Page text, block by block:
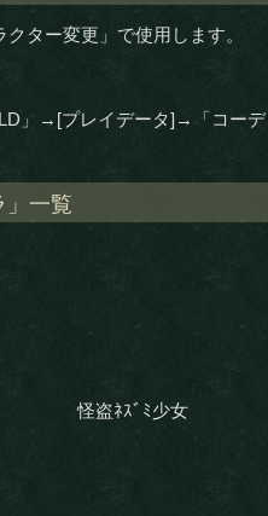
ター変更」で使用します。
」→[プレイデータ]→「コー
」一覧
怪盗ﾈｽﾞﾐ少女